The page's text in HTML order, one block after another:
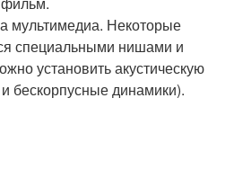
мультимедиа. Некоторые
специальными нишами и
установить акустическую
бескорпусные динамики).